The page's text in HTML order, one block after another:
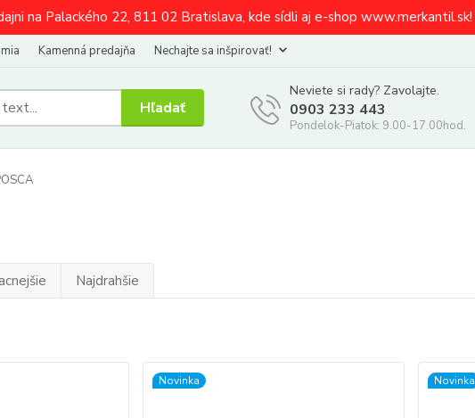
na Palackého 22, 811 02 Bratislava, kde sídli aj e-shop www.merkantil.sk!
Kamenná predajňa Nechajte sa inšpirovať!
Hľadať
Neviete si rady? Zavolajte.
0903 233 443
Pondelok-Piatok: 9.00-17.00hod.
Najdrahšie
Novinka Novinka